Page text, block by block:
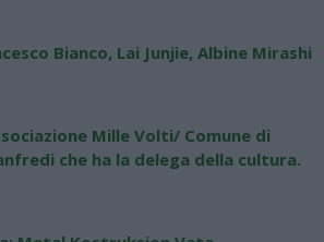
Bianco, Lai Junjie, Albine Mirashi
Mille Volti/ Comune di
che ha la delega della cultura.